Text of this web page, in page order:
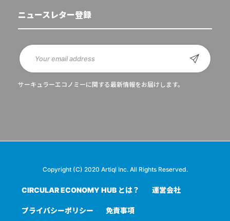
ニュースレター登録
サーキュラーエコノミーに関する最新情報をお届けします。
Copyright (C) 2020 Artiql Inc. All Rights Reserved.
CIRCULAR ECONOMY HUB とは？ 運営会社
プライバシーポリシー 免責事項